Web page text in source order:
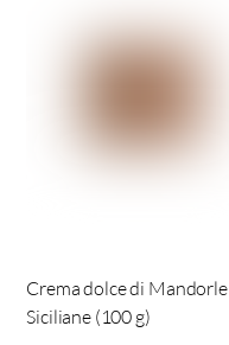
Crema dolce di Mandorle
Siciliane (100 g)